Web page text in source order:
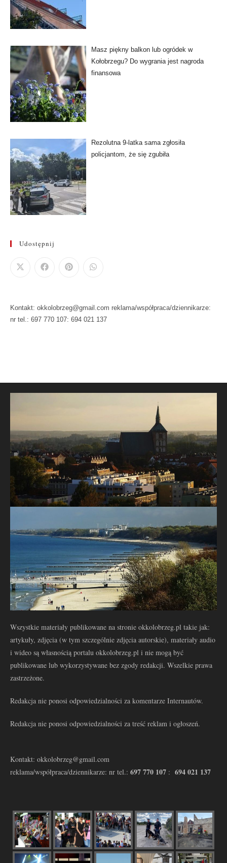
Masz piękny balkon lub ogródek w
Kołobrzegu? Do wygrania jest nagroda
finansowa
Rezolutna 9-latka sama zgłosiła
policjantom, że się zgubiła
Udostępnij
Kontakt: okkolobrzeg@gmail.com reklama/współpraca/dziennikarze:
nr tel.: 697 770 107: 694 021 137
Wszystkie materiały publikowane na stronie okkolobrzeg.pl takie jak:
artykuły, zdjęcia (w tym szczególnie zdjęcia autorskie), materiały audio
i wideo są własnością portalu okkolobrzeg.pl i nie mogą być
publikowane lub wykorzystywane bez zgody redakcji. Wszelkie prawa
zastrzeżone.
Redakcja nie ponosi odpowiedzialności za komentarze Internautów.
Redakcja nie ponosi odpowiedzialności za treść reklam i ogłoszeń.
Kontakt: okkolobrzeg@gmail.com
reklama/współpraca/dziennikarze: nr tel.: 697 770 107 : 694 021 137